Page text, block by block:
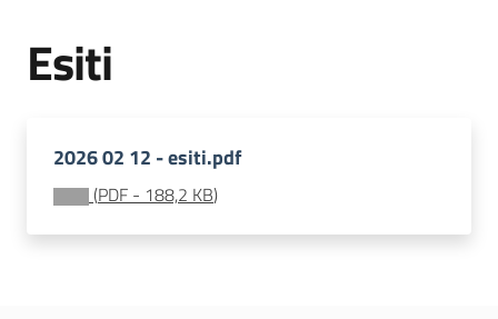
Servizi
della
Conferenze
interistituzionali
Esiti
2026 02 12 - esiti.pdf
(PDF - 188,2 KB)